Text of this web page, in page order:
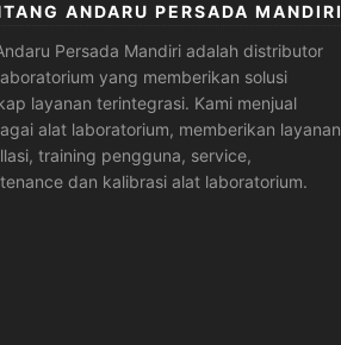
ANDARU PERSADA MANDIRI
Persada Mandiri adalahdistributor
yang memberikan solusi
layanan terintegrasi. Kami menjual
alat laboratorium, memberikan layanan
training pengguna, service,
dan kalibrasi alat laboratorium.